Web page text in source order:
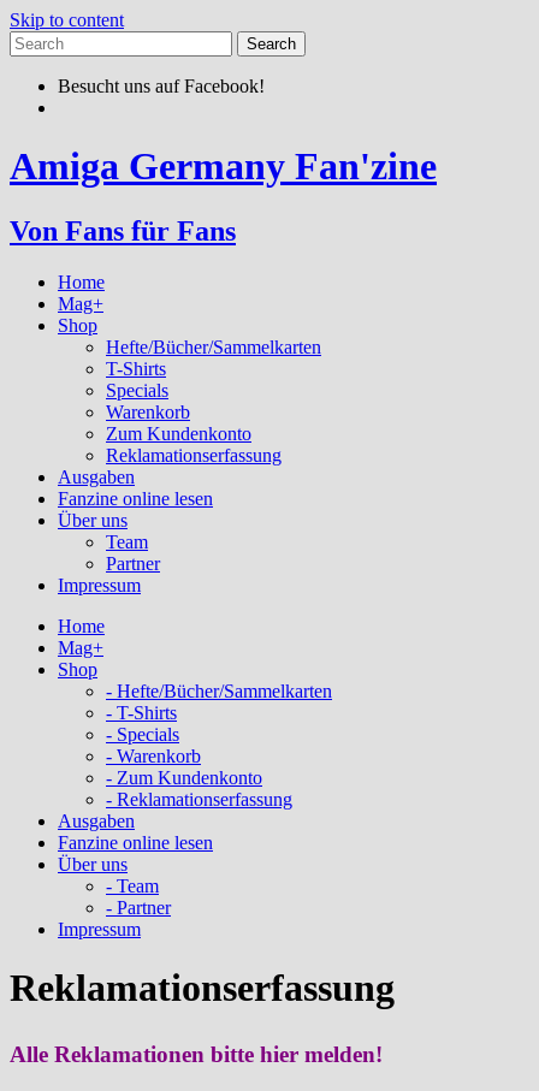
Skip to content
Besucht uns auf Facebook!
Amiga Germany Fan'zine
Von Fans für Fans
Home
Mag+
Shop
Hefte/Bücher/Sammelkarten
T-Shirts
Specials
Warenkorb
Zum Kundenkonto
Reklamationserfassung
Ausgaben
Fanzine online lesen
Über uns
Team
Partner
Impressum
Home
Mag+
Shop
- Hefte/Bücher/Sammelkarten
- T-Shirts
- Specials
- Warenkorb
- Zum Kundenkonto
- Reklamationserfassung
Ausgaben
Fanzine online lesen
Über uns
- Team
- Partner
Impressum
Reklamationserfassung
Alle Reklamationen bitte hier melden!